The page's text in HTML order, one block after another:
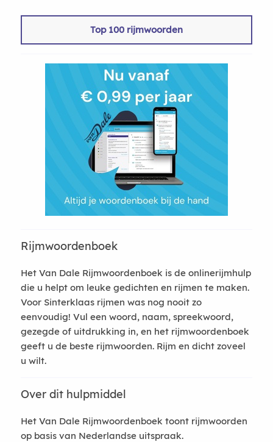
Top 100 rijmwoorden
Rijmwoordenboek
Het Van Dale Rijmwoordenboek is de onlinerijmhulp
die u helpt om leuke gedichten en rijmen te maken.
Voor Sinterklaas rijmen was nog nooit zo
eenvoudig! Vul een woord, naam, spreekwoord,
gezegde of uitdrukking in, en het rijmwoordenboek
geeft u de beste rijmwoorden. Rijm en dicht zoveel
u wilt.
Over dit hulpmiddel
Het Van Dale Rijmwoordenboek toont rijmwoorden
op basis van Nederlandse uitspraak.